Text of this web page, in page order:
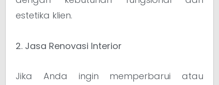
estetika klien.
2. Jasa Renovasi Interior
Jika Anda ingin memperbarui atau